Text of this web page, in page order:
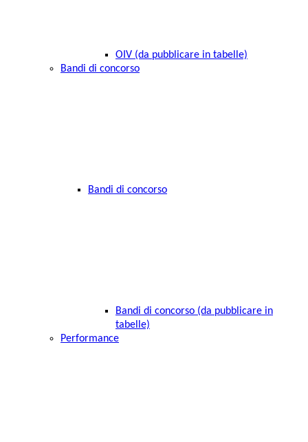
OIV (da pubblicare in tabelle)
Bandi di concorso
Bandi di concorso
Bandi di concorso (da pubblicare in
tabelle)
Performance